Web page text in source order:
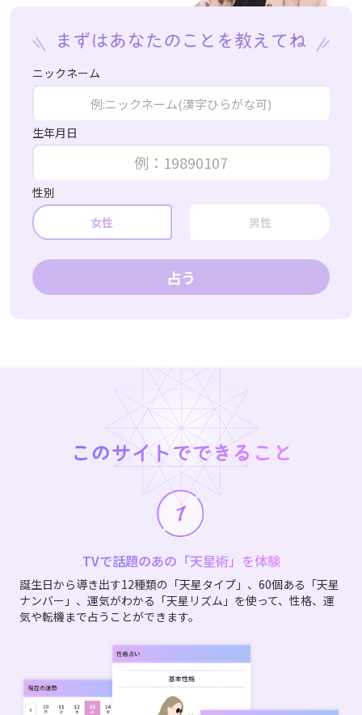
ニックネーム
生年月日
性別
女性
男性
このサイトでできること
TVで話題のあの「天星術」を体験
誕生日から導き出す12種類の「天星タイプ」、60個ある「天星
ナンバー」、運気がわかる「天星リズム」を使って、性格、運
気や転機まで占うことができます。